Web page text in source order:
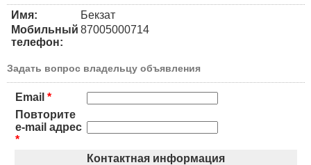
Имя:
Бекзат
Мобильный
телефон:
87005000714
Задать вопрос владельцу объявления
Email *
Повторите
e-mail адрес
*
Контактная информация